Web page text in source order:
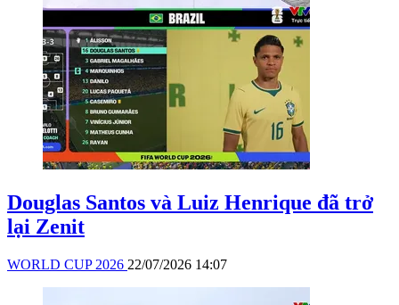
Douglas Santos và Luiz Henrique đã trở
lại Zenit
WORLD CUP 2026 22/07/2026 14:07